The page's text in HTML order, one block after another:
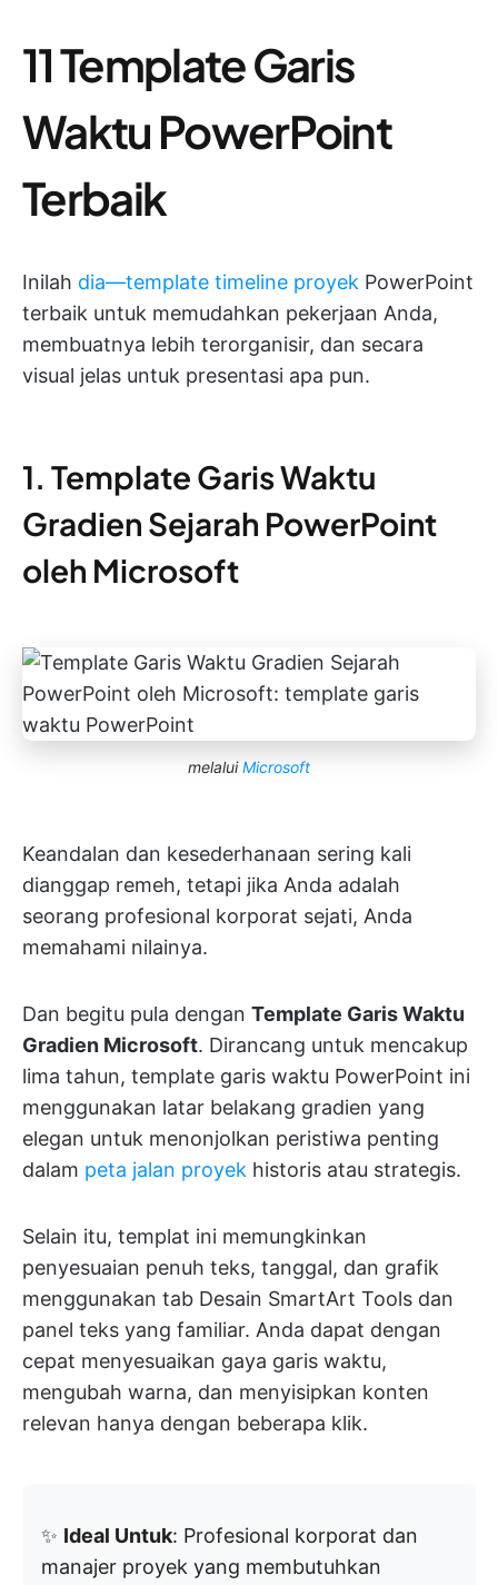
11 Template Garis
Waktu PowerPoint
Terbaik
Inilah dia—template timeline proyek PowerPoint
terbaik untuk memudahkan pekerjaan Anda,
membuatnya lebih terorganisir, dan secara
visual jelas untuk presentasi apa pun.
1. Template Garis Waktu
Gradien Sejarah PowerPoint
oleh Microsoft
melaluiMicrosoft
Keandalan dan kesederhanaan sering kali
dianggap remeh, tetapi jika Anda adalah
seorang profesional korporat sejati, Anda
memahami nilainya.
Dan begitu pula dengan Template Garis Waktu
Gradien Microsoft. Dirancang untuk mencakup
lima tahun, template garis waktu PowerPoint ini
menggunakan latar belakang gradien yang
elegan untuk menonjolkan peristiwa penting
dalam peta jalan proyek historis atau strategis.
Selain itu, templat ini memungkinkan
penyesuaian penuh teks, tanggal, dan grafik
menggunakan tab Desain SmartArt Tools dan
panel teks yang familiar. Anda dapat dengan
cepat menyesuaikan gaya garis waktu,
mengubah warna, dan menyisipkan konten
relevan hanya dengan beberapa klik.
✨ Ideal Untuk: Profesional korporat dan
manajer proyek yang membutuhkan